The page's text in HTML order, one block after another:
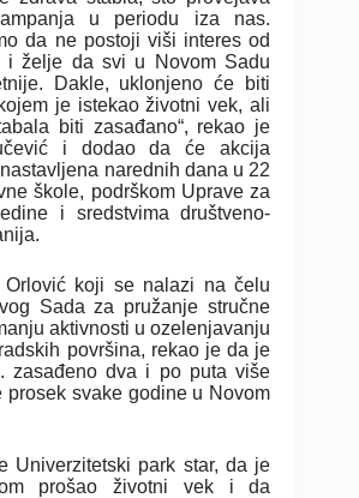
u periodu iza nas.
da ne postoji viši interes od
i želјe da svi u Novom Sadu
Dakle, uklonjeno će biti
je istekao životni vek, ali
biti zasađano“, rekao je
i dodao da će akcija
narednih dana u 22
škole, podrškom Uprave za
i sredstvima društveno-
Orlović koji se nalazi na čelu
Sada za pružanje stručne
aktivnosti u ozelenjavanju
površina, rekao je da je
zasađeno dva i po puta više
prosek svake godine u Novom
Univerzitetski park star, da je
prošao životni vek i da